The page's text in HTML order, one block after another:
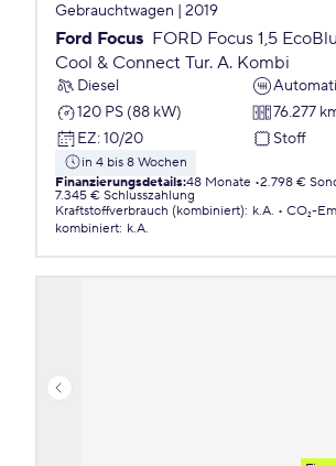
Gebrauchtwagen | 2019
Ford Focus FORD Focus 1,5
Cool & Connect Tur. A. Kombi
Diesel
120 PS (88 kW)
76.277
EZ: 10/20 Stoff
in 4 bis 8 Wochen
Finanzierungsdetails:48 Monate 2.798 €
7.345 € Schlusszahlung
Kraftstoffverbrauch (kombiniert): k.A.
CO₂-
kombiniert: k.A.